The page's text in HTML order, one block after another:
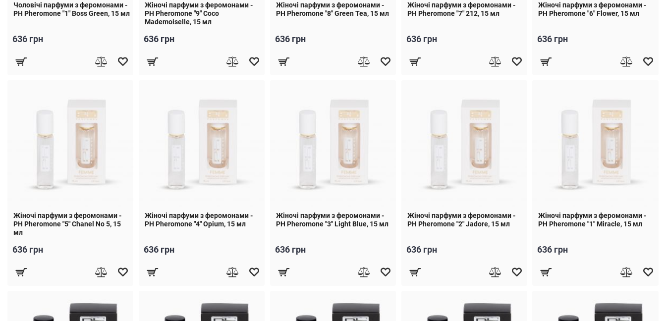
Чоловічі парфуми з феромонами -
PH Pheromone "1" Boss Green, 15 мл
636 грн
Жіночі парфуми з феромонами -
PH Pheromone "9" Coco
Mademoiselle, 15 мл
636 грн
Жіночі парфуми з феромонами -
PH Pheromone "8" Green Tea, 15 мл
636 грн
Жіночі парфуми з феромонами -
PH Pheromone "7" 212, 15 мл
636 грн
Жіночі парфуми з феромонами -
PH Pheromone "6" Flower, 15 мл
636 грн
Жіночі парфуми з феромонами -
PH Pheromone "5" Chanel No 5, 15
мл
636 грн
Жіночі парфуми з феромонами -
PH Pheromone "4" Opium, 15 мл
636 грн
Жіночі парфуми з феромонами -
PH Pheromone "3" Light Blue, 15 мл
636 грн
Жіночі парфуми з феромонами -
PH Pheromone "2" Jadore, 15 мл
636 грн
Жіночі парфуми з феромонами -
PH Pheromone "1" Miracle, 15 мл
636 грн